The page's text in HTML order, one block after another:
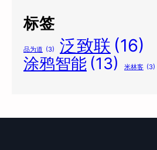
标签
品为道 (3) 泛致联 (16)
涂鸦智能 (13) 米林客 (3)